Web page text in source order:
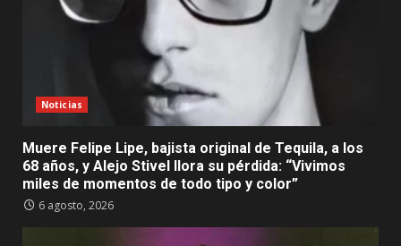
Noticias
Muere Felipe Lipe, bajista original de Tequila, a los
68 años, y Alejo Stivel llora su pérdida: “Vivimos
miles de momentos de todo tipo y color”
6 agosto, 2026